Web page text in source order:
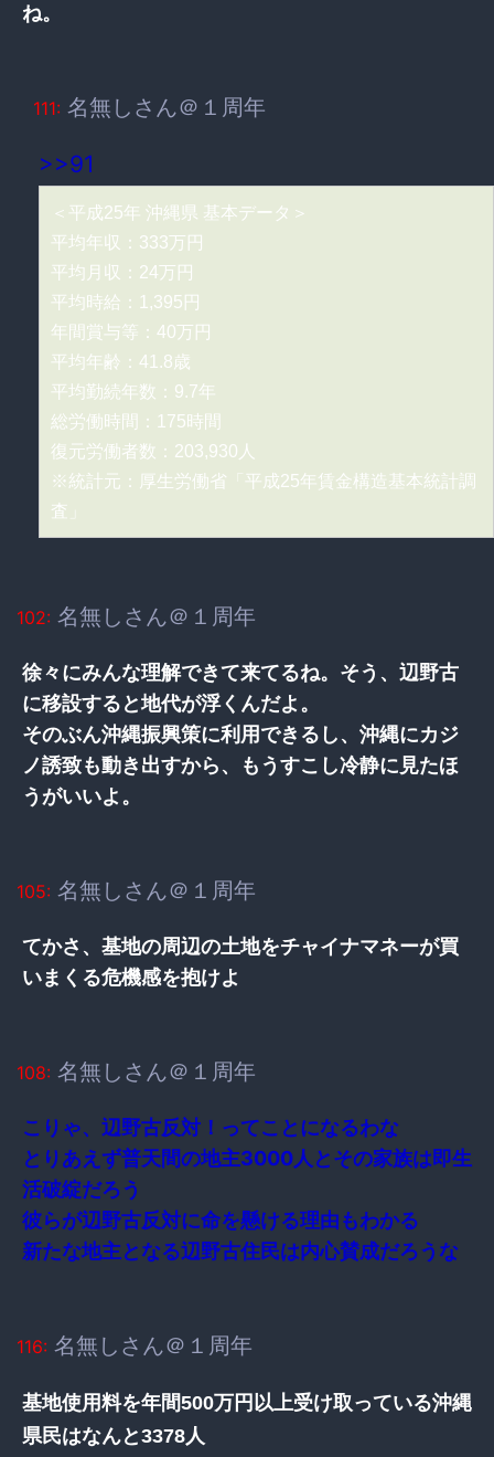
ね。
111: 名無しさん＠１周年
>>91
＜平成25年 沖縄県 基本データ＞
平均年収：333万円
平均月収：24万円
平均時給：1,395円
年間賞与等：40万円
平均年齢：41.8歳
平均勤続年数：9.7年
総労働時間：175時間
復元労働者数：203,930人
※統計元：厚生労働省「平成25年賃金構造基本統計調
査」
102: 名無しさん＠１周年
徐々にみんな理解できて来てるね。そう、辺野古
に移設すると地代が浮くんだよ。
そのぶん沖縄振興策に利用できるし、沖縄にカジ
ノ誘致も動き出すから、もうすこし冷静に見たほ
うがいいよ。
105: 名無しさん＠１周年
てかさ、基地の周辺の土地をチャイナマネーが買
いまくる危機感を抱けよ
108: 名無しさん＠１周年
こりゃ、辺野古反対！ってことになるわな
とりあえず普天間の地主3000人とその家族は即生
活破綻だろう
彼らが辺野古反対に命を懸ける理由もわかる
新たな地主となる辺野古住民は内心賛成だろうな
116: 名無しさん＠１周年
基地使用料を年間500万円以上受け取っている沖縄
県民はなんと3378人